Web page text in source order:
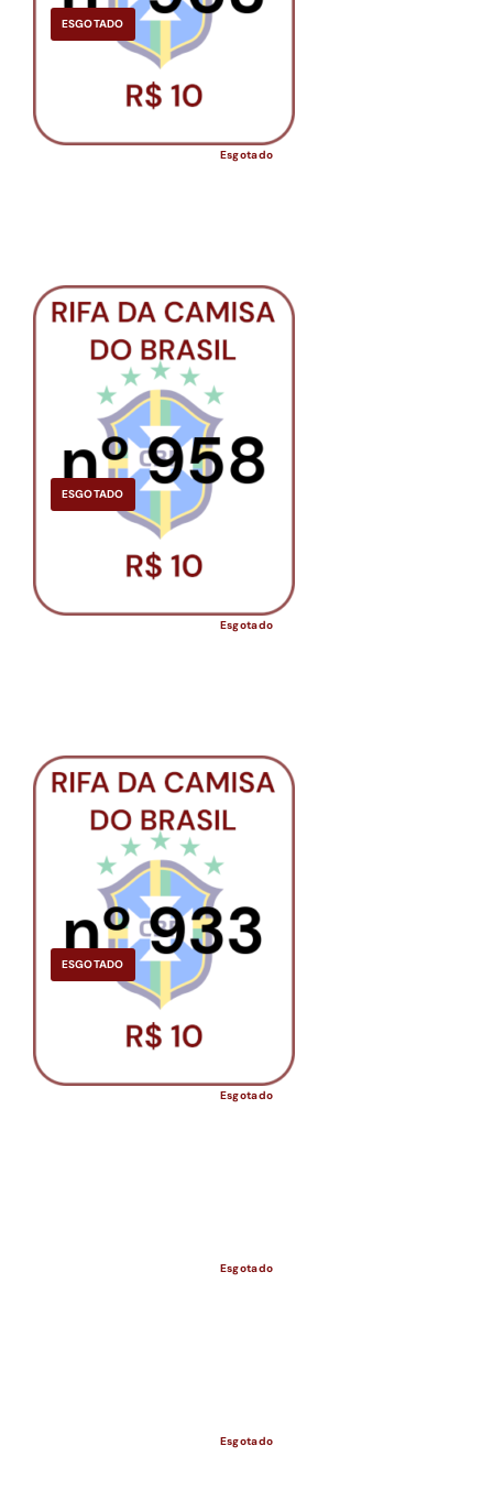
ESGOTADO
Esgotado
ESGOTADO
Esgotado
ESGOTADO
Esgotado
Esgotado
Esgotado